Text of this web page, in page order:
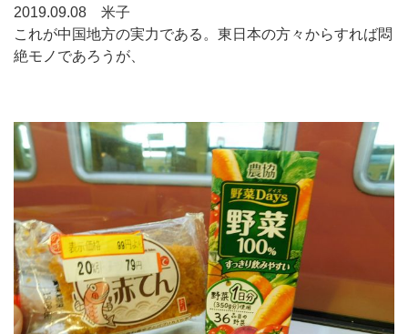
2019.09.08 米子
これが中国地方の実力である。東日本の方々からすれば悶
絶モノであろうが、